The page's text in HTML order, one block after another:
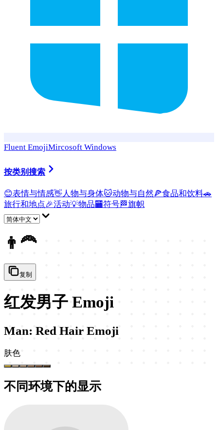
Fluent EmojiMircosoft Windows
按类别搜索
😊表情与情感👋 人物与身体🐱动物与自然🍕食品和饮料🚗
旅行和地点🎉活动💡物品🏧符号🏁旗帜
👨‍🦰
复制
红发男子 Emoji
Man: Red Hair Emoji
肤色
不同环境下的显示